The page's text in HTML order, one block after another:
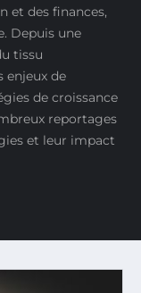
et des finances,
Depuis une
tissu
enjeux de
de croissance
reportages
et leur impact